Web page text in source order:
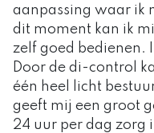
aanpassing waar ik
dit moment kan ik
zelf goed bedienen.
Door de di-control
één heel licht
geeft mij een groot
24 uur per dag zorg